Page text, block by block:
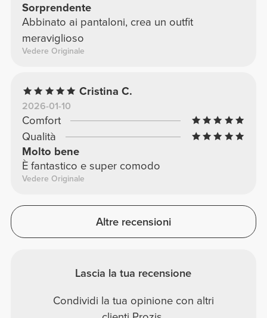
Sorprendente
Abbinato ai pantaloni, crea un outfit
meraviglioso
Vedere Originale
Cristina C.
2026-01-10
Comfort
Qualità
Molto bene
È fantastico e super comodo
Vedere Originale
Altre recensioni
Lascia la tua recensione
Condividi la tua opinione con altri